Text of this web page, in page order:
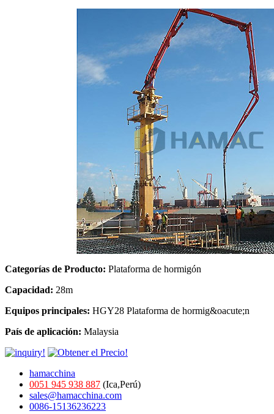
Categorías de Producto: Plataforma de hormigón
Capacidad: 28m
Equipos principales: HGY28 Plataforma de hormig&oacute;n
País de aplicación: Malaysia
hamacchina
0051 945 938 887 (Ica,Perú)
sales@hamacchina.com
0086-15136236223